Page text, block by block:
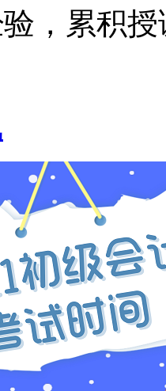
，累积